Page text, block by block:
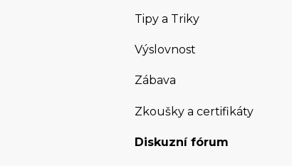
Tipy a Triky
Výslovnost
Zábava
Zkoušky a certifikáty
Diskuzní fórum